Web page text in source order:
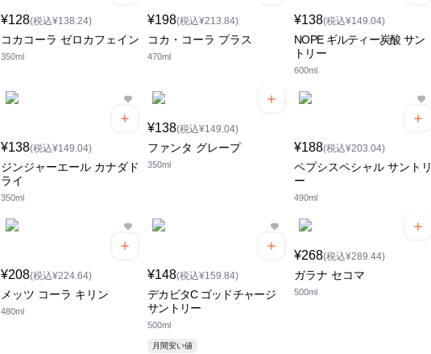
¥128(税込¥138.24)
コカコーラ ゼロカフェイン
350ml
¥198(税込¥213.84)
コカ・コーラ プラス
470ml
¥138(税込¥149.04)
NOPE ギルティー炭酸 サン
トリー
600ml
¥138(税込¥149.04)
ジンジャーエール カナダド
ライ
350ml
¥138(税込¥149.04)
ファンタ グレープ
350ml
¥188(税込¥203.04)
ペプシスペシャル サントリ
ー
490ml
¥208(税込¥224.64)
メッツ コーラ キリン
480ml
¥148(税込¥159.84)
デカビタC ゴッドチャージ
サントリー
500ml
月間安い値
¥268(税込¥289.44)
ガラナ セコマ
500ml